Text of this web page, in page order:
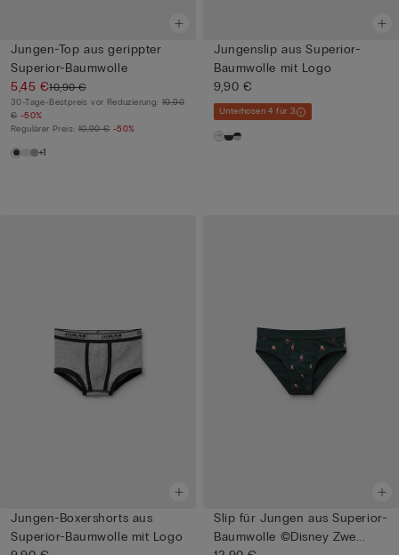
Jungen-Top aus gerippter
Superior-Baumwolle
5,45 €10,90 €
30-Tage-Bestpreis vor Reduzierung: 10,90
€ -50%
Regulärer Preis: 10,90 € -50%
+1
Jungenslip aus Superior-
Baumwolle mit Logo
9,90 €
Unterhosen 4 für 3
Jungen-Boxershorts aus
Superior-Baumwolle mit Logo
Slip für Jungen aus Superior-
Baumwolle ©Disney Zwe...